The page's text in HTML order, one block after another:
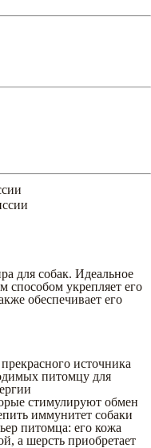
для собак. Идеальное
способом укрепляет его
обеспечивает его
источника
питомцу для
стимулируют обмен
иммунитет собаки
питомца: его кожа
а шерсть приобретает